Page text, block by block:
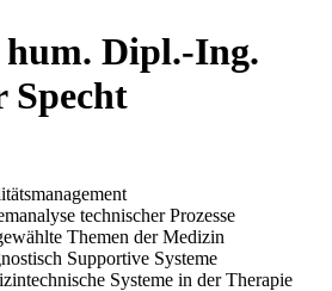
hum. Dipl.-Ing.
Specht
technischer Prozesse
Themen der Medizin
Supportive Systeme
Systeme in der Therapie